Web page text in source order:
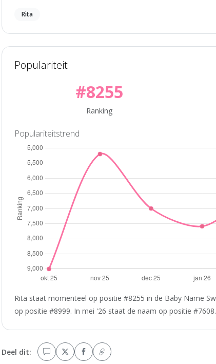
Rita
Populariteit
#8255
Ranking
Populariteitstrend
Rita staat momenteel op positie #8255 in de Baby Name
op positie #8999. In mei '26 staat de naam op positie
Deel dit: